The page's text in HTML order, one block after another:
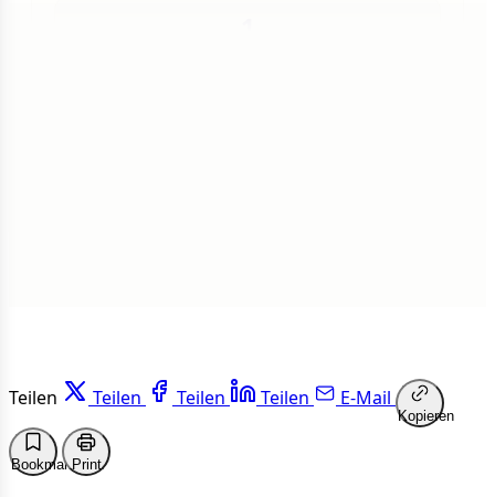
Teilen Teilen Teilen Teilen E-Mail
Kopieren
BookmarkPrint